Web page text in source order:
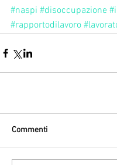
#naspi #disoccupazione
#rapportodilavoro
Commenti